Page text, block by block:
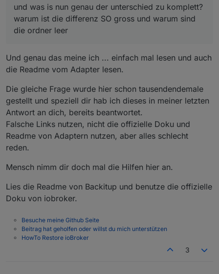
installierten 8ter....
nachher zum scheitern verurteilt... cleaninstall hin
oder her....
und was is nun genau der unterschied zu komplett?
warum ist die differenz SO gross und warum sind
die ordner leer
Und genau das meine ich ... einfach mal lesen und auch
die Readme vom Adapter lesen.
Die gleiche Frage wurde hier schon tausendendemale
gestellt und speziell dir hab ich dieses in meiner letzten
Antwort an dich, bereits beantwortet.
Falsche Links nutzen, nicht die offizielle Doku und
Readme von Adaptern nutzen, aber alles schlecht
reden.
Mensch nimm dir doch mal die Hilfen hier an.
Lies die Readme von Backitup und benutze die offizielle
Doku von iobroker.
Besuche meine Github Seite
Beitrag hat geholfen oder willst du mich unterstützen
HowTo Restore ioBroker
3